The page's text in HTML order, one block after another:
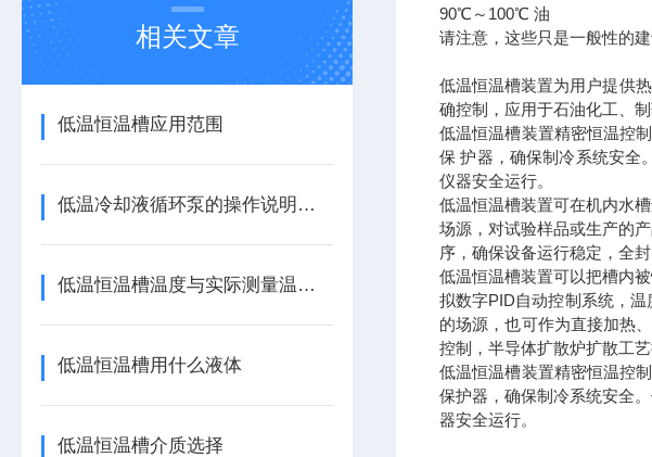
相关文章
低温恒温槽应用范围
低温冷却液循环泵的操作说明和注意事项
低温恒温槽温度与实际测量温度误差允许范围
低温恒温槽用什么液体
低温恒温槽介质选择
90℃～100℃ 油
请注意，这些只是一般性的
低温恒温槽装置为用户提供
确控制，应用于石油化工、
低温恒温槽装置精密恒温控
保 护器，确保制冷系统安全
仪器安全运行。
低温恒温槽装置可在机内水
场源，对试验样品或生产的
序，确保设备运行稳定，全
低温恒温槽装置可以把槽内
拟数字PID自动控制系统，
的场源，也可作为直接加热
控制，半导体扩散炉扩散工
低温恒温槽装置精密恒温控
保护器，确保制冷系统安全
器安全运行。